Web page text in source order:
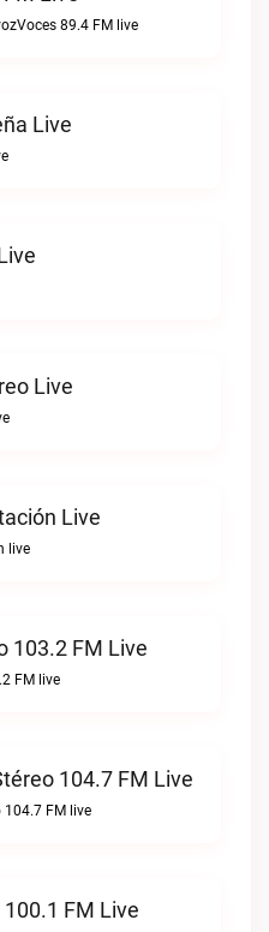
89.4 FM live
Live
Live
Live
live
103.2 FM Live
FM live
104.7 FM Live
104.7 FM live
FM Live